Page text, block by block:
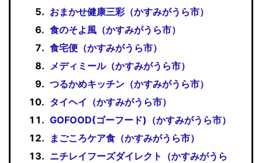
おまかせ健康三彩（かすみがうら市）
食のそよ風（かすみがうら市）
食宅便（かすみがうら市）
メディミール（かすみがうら市）
つるかめキッチン（かすみがうら市）
タイヘイ（かすみがうら市）
GOFOOD(ゴーフード)（かすみがうら市）
まごころケア食（かすみがうら市）
ニチレイフーズダイレクト（かすみがうら